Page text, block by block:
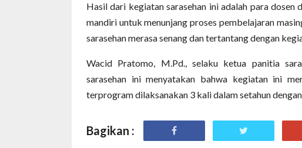
Hasil dari kegiatan sarasehan ini adalah para dosen
mandiri untuk menunjang proses pembelajaran
sarasehan merasa senang dan tertantang dengan
Wacid Pratomo, M.Pd., selaku ketua panitia
sarasehan ini menyatakan bahwa kegiatan ini
terprogram dilaksanakan 3 kali dalam setahun
Bagikan :